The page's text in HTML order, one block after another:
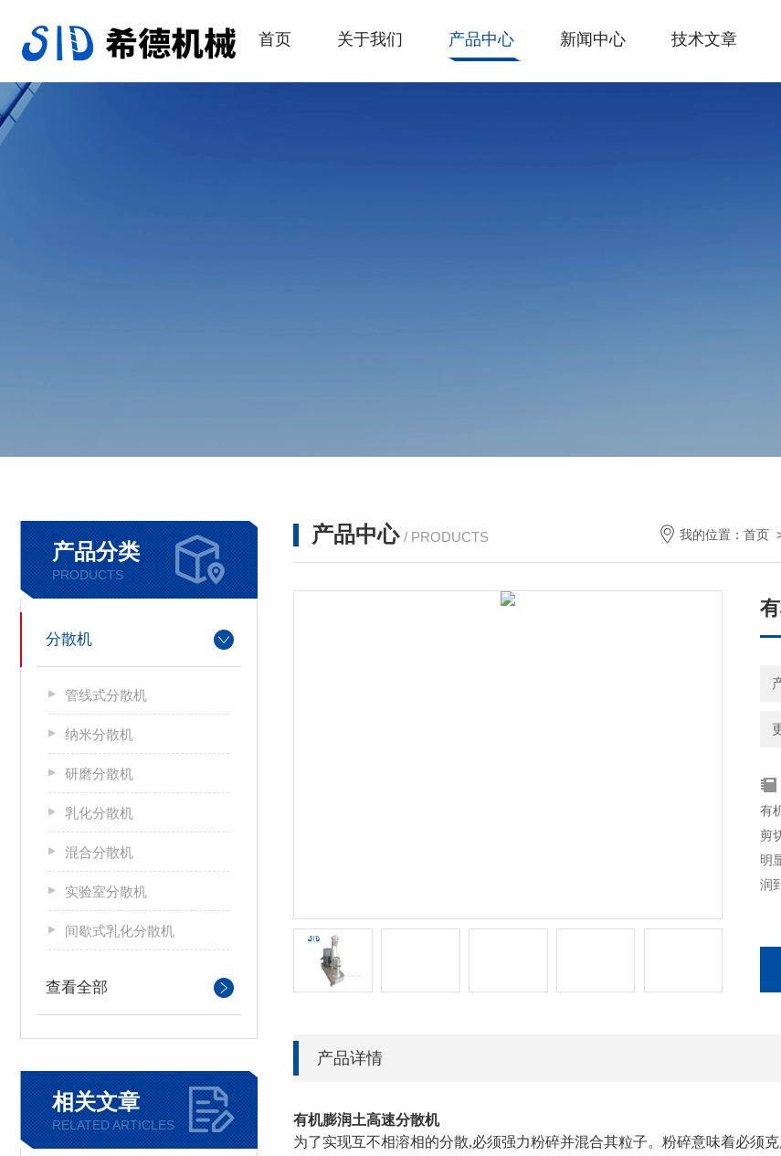
首页 关于我们 产品中心 新闻中心 技术文章
产品分类
PRODUCTS
分散机
管线式分散机
纳米分散机
研磨分散机
乳化分散机
混合分散机
实验室分散机
间歇式乳化分散机
查看全部
相关文章
RELATED ARTICLES
产品中心 / PRODUCTS 我的位置： 首页
有
剪
明
润
产品详情
有机膨润土高速分散机
为了实现互不相溶相的分散,必须强力粉碎并混合其粒子。粉碎意味着必须